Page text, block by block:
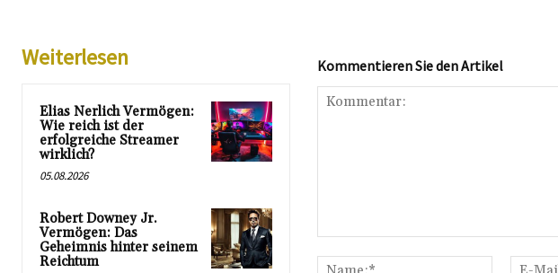
Weiterlesen
Elias Nerlich Vermögen:
Wie reich ist der
erfolgreiche Streamer
wirklich?
05.08.2026
Robert Downey Jr.
Vermögen: Das
Geheimnis hinter seinem
Reichtum
Kommentieren Sie den Artikel
Name:*